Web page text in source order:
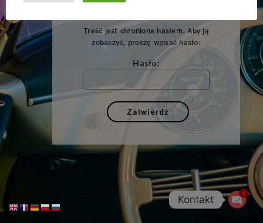
Treść jest chroniona hasłem. Aby ją
zobaczyć, proszę wpisać hasło:
Hasło:
Kontakt
1